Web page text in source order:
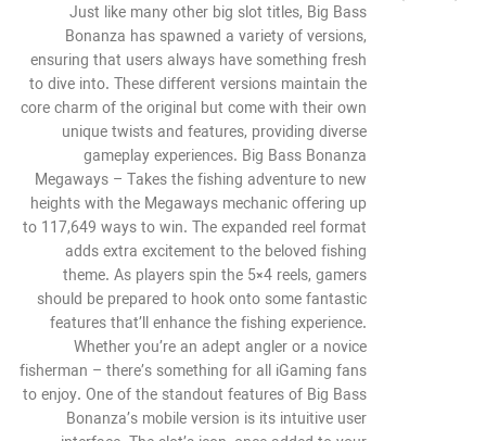
Just like many other big slot titles, Big Bass
Bonanza has spawned a variety of versions,
ensuring that users always have something fresh
to dive into. These different versions maintain the
core charm of the original but come with their own
unique twists and features, providing diverse
gameplay experiences. Big Bass Bonanza
Megaways – Takes the fishing adventure to new
heights with the Megaways mechanic offering up
to 117,649 ways to win. The expanded reel format
adds extra excitement to the beloved fishing
theme. As players spin the 5×4 reels, gamers
should be prepared to hook onto some fantastic
features that’ll enhance the fishing experience.
Whether you’re an adept angler or a novice
fisherman – there’s something for all iGaming fans
to enjoy. One of the standout features of Big Bass
Bonanza’s mobile version is its intuitive user